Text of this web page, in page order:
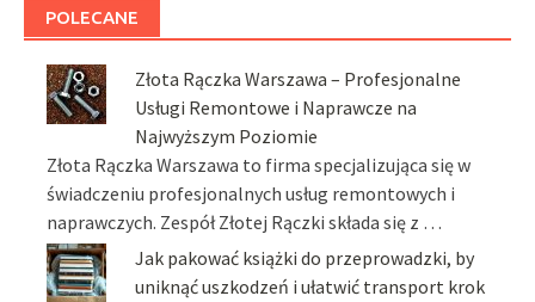
POLECANE
Złota Rączka Warszawa – Profesjonalne
Usługi Remontowe i Naprawcze na
Najwyższym Poziomie
Złota Rączka Warszawa to firma specjalizująca się w
świadczeniu profesjonalnych usług remontowych i
naprawczych. Zespół Złotej Rączki składa się z …
Jak pakować książki do przeprowadzki, by
uniknąć uszkodzeń i ułatwić transport krok